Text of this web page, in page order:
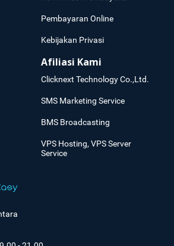
Pembayaran Online
Kebijakan Privasi
Afiliasi Kami
Clicknext Technology Co.,Ltd.
SMS Marketing Service
BMS Broadcasting
VPS Hosting, VPS Server
Service